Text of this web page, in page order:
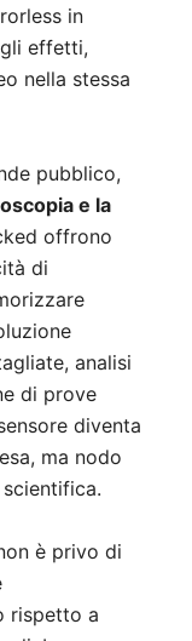
in
effetti,
nella stessa
pubblico,
e la
offrono
di
analisi
di prove
diventa
ma nodo
è privo di
rispetto a